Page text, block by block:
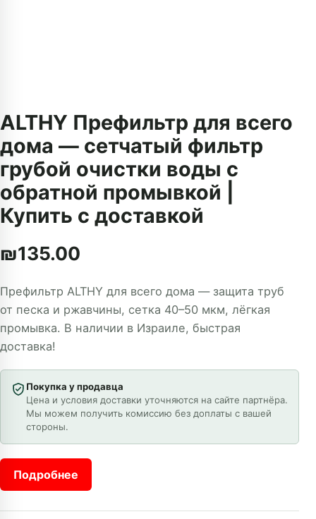
ALTHY Префильтр для всего
дома — сетчатый фильтр
грубой очистки воды с
обратной промывкой |
Купить с доставкой
₪135.00
Префильтр ALTHY для всего дома — защита труб
от песка и ржавчины, сетка 40–50 мкм, лёгкая
промывка. В наличии в Израиле, быстрая
доставка!
Покупка у продавца
Цена и условия доставки уточняются на сайте партнёра.
Мы можем получить комиссию без доплаты с вашей
стороны.
Подробнее